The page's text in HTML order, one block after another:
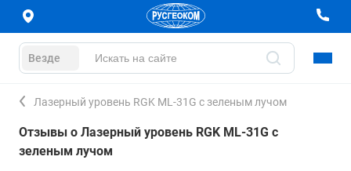
Везде
Лазерный уровень RGK ML-31G с зеленым лучом
Отзывы о Лазерный уровень RGK ML-31G с
зеленым лучом